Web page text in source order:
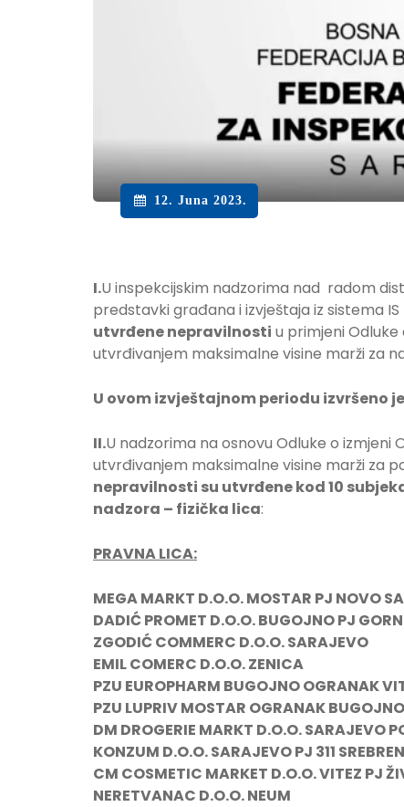
12. Juna 2023.
I.U inspekcijskim nadzorima nad radom
predstavki građana i izvještaja iz sistema
utvrđene nepravilnosti u primjeni
utvrđivanjem maksimalne visine marži za
U ovom izvještajnom periodu izvršeno
II.U nadzorima na osnovu Odluke o
utvrđivanjem maksimalne visine marži za
nepravilnosti su utvrđene kod 10
nadzora – fizička lica:
PRAVNA LICA:
MEGA MARKT D.O.O. MOSTAR PJ NOVO
DADIĆ PROMET D.O.O. BUGOJNO PJ
ZGODIĆ COMMERC D.O.O. SARAJEVO
EMIL COMERC D.O.O. ZENICA
PZU EUROPHARM BUGOJNO OGRANAK
PZU LUPRIV MOSTAR OGRANAK BUGOJNO
DM DROGERIE MARKT D.O.O. SARAJEVO
KONZUM D.O.O. SARAJEVO PJ 311
CM COSMETIC MARKET D.O.O. VITEZ PJ
NERETVANAC D.O.O. NEUM